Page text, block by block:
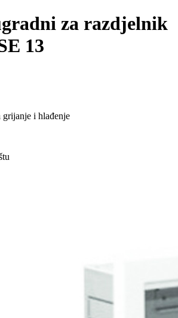
za razdjelnik
13
grijanje i hlađenje